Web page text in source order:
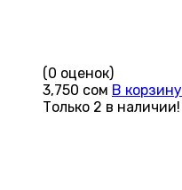
(0 оценок)
3,750 сом В корзину
Только 2 в наличии!